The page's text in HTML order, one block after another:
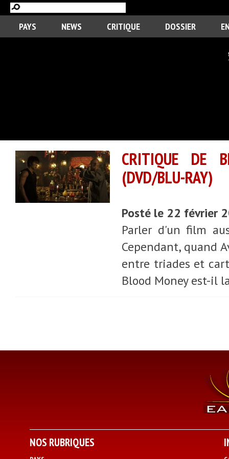
PAYS NEWS CRITIQUE DOSSIER
CRITIQUE DE
(DVD/BLU-RAY)
Posté le 22 février
Parler d'un film
Cependant, quand
entre triades et
Blood Money est-il
NOS RUBRIQUES